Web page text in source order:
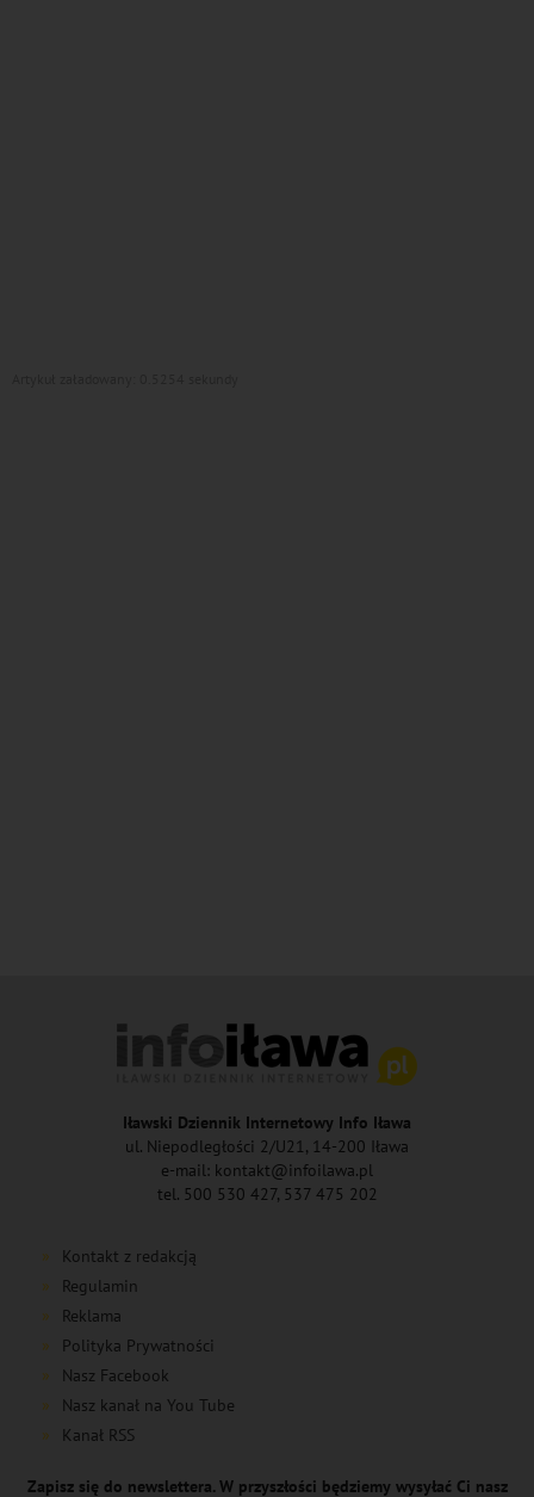
Iławski Dziennik Internetowy Info Iława
ul. Niepodległości 2/U21, 14-200 Iława
e-mail: kontakt@infoilawa.pl
tel. 500 530 427, 537 475 202
Kontakt z redakcją
Regulamin
Reklama
Polityka Prywatności
Nasz Facebook
Nasz kanał na You Tube
Kanał RSS
Zapisz się do newslettera. W przyszłości będziemy wysyłać Ci nasz